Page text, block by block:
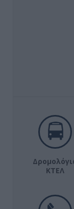
ΚΤΕΛ